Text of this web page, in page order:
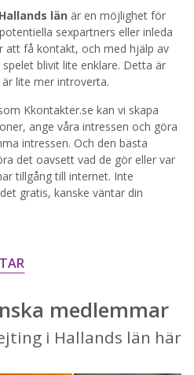
jag Villkoren och
att ta emot information och
operatörer. Jag kan dra
NU!
län är en möjlighet för
sexpartners eller inleda
att få kontakt, och med hjälp av
blivit lite enklare. Detta är
lite mer introverta.
Kkontakter.se kan vi skapa
ange våra intressen och göra
intressen. Och den bästa
det oavsett vad de gör eller var
tillgång till internet. Inte
gratis, kanske väntar din
medlemmar
i Hallands län här